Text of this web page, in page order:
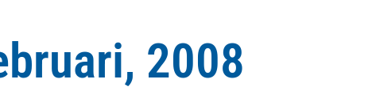
2008